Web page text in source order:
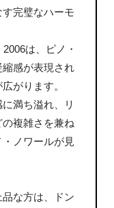
す完璧なハーモ
は、ピノ・
縮感が表現され
がります。
満ち溢れ、リ
複雑さを兼ね
ノワールが見
な方は、ドン